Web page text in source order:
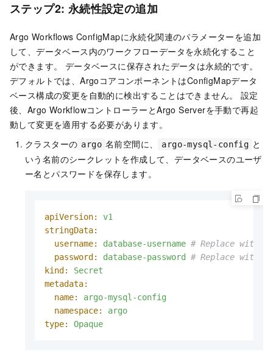
ステップ2: 永続性設定の追加
Argo Workflows ConfigMapに永続化関連のパラメーターを追加
して、データベース内のワークフローデータを永続化すること
ができます。 データベースに保存されたデータは永続的です。
デフォルトでは、ArgoコアコンポーネントはConfigMapデータ
ベース構成の変更を自動的に検出することはできません。 設定
後、Argo WorkflowコントローラーとArgo Serverを手動で再起
動して変更を適用する必要があります。
クラスターの argo 名前空間に、 argo-mysql-config と
いう名前のシークレットを作成して、データベースのユーザ
ー名とパスワードを保存します。
apiVersion:
v1
stringData:
username:
database-username # Replace with
password:
database-password
# Replace with
kind:
Secret
metadata:
name:
argo-mysql-config
namespace:
argo
type:
Opaque